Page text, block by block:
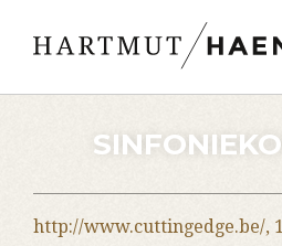
http://www.cuttingedge.be/,